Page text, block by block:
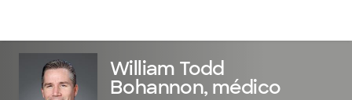
William Todd
Bohannon, médico